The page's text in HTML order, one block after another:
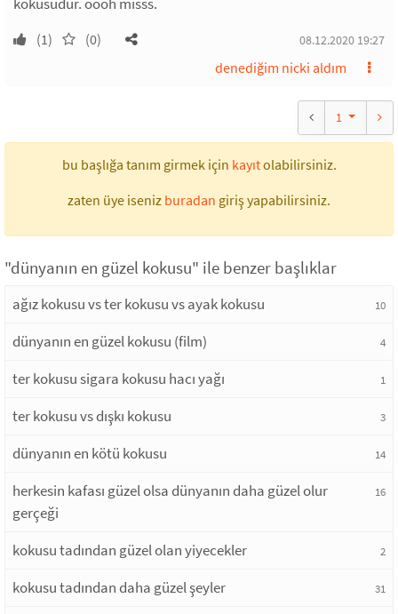
(1) (0) 08.12.2020 19:27
denediğim nicki aldım
1
bu başlığa tanım girmek için kayıtolabilirsiniz.
zaten üye iseniz buradan giriş yapabilirsiniz.
"dünyanın en güzel kokusu" ile benzer başlıklar
ağız kokusu vs ter kokusu vs ayak kokusu 10
dünyanın en güzel kokusu (film) 4
ter kokusu sigara kokusu hacı yağı 1
ter kokusu vs dışkı kokusu 3
dünyanın en kötü kokusu 14
herkesin kafası güzel olsa dünyanın daha güzel olur
gerçeği
16
kokusu tadından güzel olan yiyecekler 2
kokusu tadından daha güzel şeyler 31